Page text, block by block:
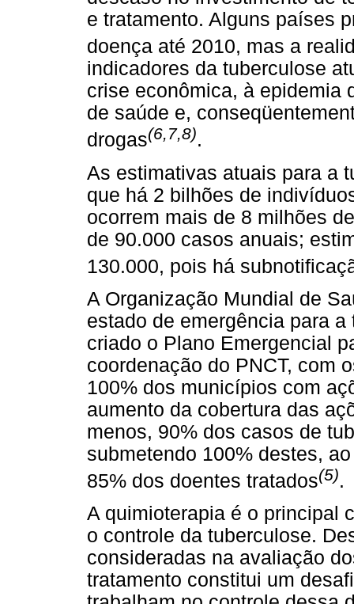
e tratamento. Alguns países
doença até 2010, mas a
indicadores da tuberculose
crise econômica, à epidemia
de saúde e,
drogas(6,7,8).
As estimativas atuais para a
que há 2 bilhões de
ocorrem mais de 8 milhões
de 90.000 casos anuais;
130.000, pois há
A Organização Mundial de
estado de emergência para
criado o Plano Emergencial
coordenação do PNCT, com
100% dos municípios com
aumento da cobertura das
menos, 90% dos casos de
submetendo 100% destes,
85% dos doentes tratados(5).
A quimioterapia é o principal
o controle da tuberculose.
consideradas na avaliação
tratamento constitui um